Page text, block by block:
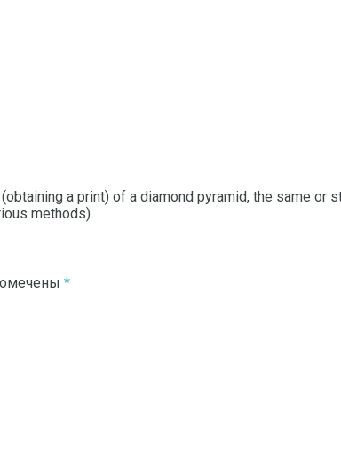
a print) of a diamond pyramid, the same or
methods).
*